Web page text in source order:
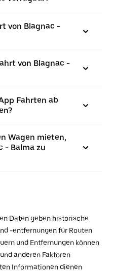
von Blagnac -
von Blagnac -
Fahrten ab
Wagen mieten,
- Balma zu
Daten geben historische
-entfernungen für Routen
und Entfernungen können
anderen Faktoren
Informationen dienen